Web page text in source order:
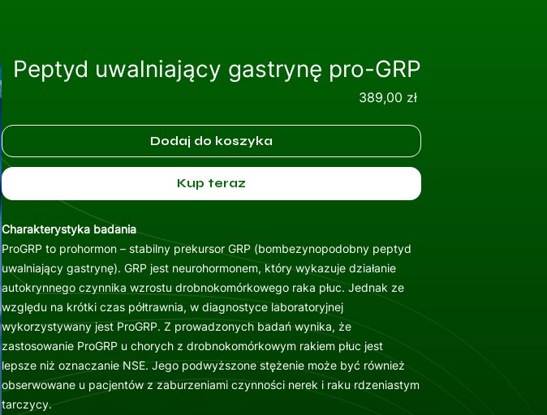
Peptyd uwalniający gastrynę pro-GRP
389,00 złCena
Dodaj do koszyka
Kup teraz
Charakterystyka badania
ProGRP to prohormon – stabilny prekursor GRP (bombezynopodobny peptyd
uwalniający gastrynę). GRP jest neurohormonem, który wykazuje działanie
autokrynnego czynnika wzrostu drobnokomórkowego raka płuc. Jednak ze
względu na krótki czas półtrawnia, w diagnostyce laboratoryjnej
wykorzystywany jest ProGRP. Z prowadzonych badań wynika, że
zastosowanie ProGRP u chorych z drobnokomórkowym rakiem płuc jest
lepsze niż oznaczanie NSE. Jego podwyższone stężenie może być również
obserwowane u pacjentów z zaburzeniami czynności nerek i raku rdzeniastym
tarczycy.